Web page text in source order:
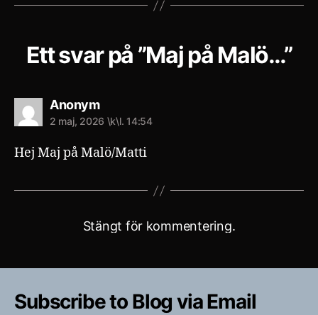
Ett svar på ”Maj på Malö…”
Anonymsäger:
2 maj, 2026 \k\l. 14:54
Hej Maj på Malö/Matti
Stängt för kommentering.
Subscribe to Blog via Email